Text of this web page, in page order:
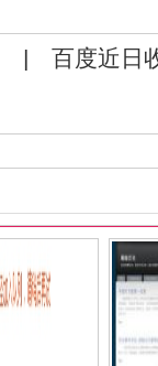
| 百度近日